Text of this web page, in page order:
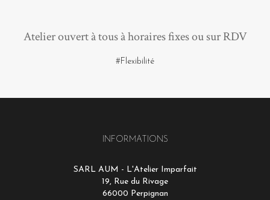
Atelier ouvert à tous à horaires fixes ou sur RDV
#Flexibilité
INFORMATIONS
SARL AUM - L'Atelier Imparfait
19, Rue du Rivage
66000 Perpignan